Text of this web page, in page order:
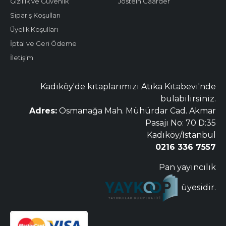
Sipariş Koşulları
Üyelik Koşulları
İptal ve Geri Ödeme
İletişim
Kadiköy'de kitaplarımızı Atika Kitabevi'nde
bulabilirsiniz.
Adres: Osmanağa Mah. Mühürdar Cad. Akmar
Pasajı No: 70 D:35
Kadıköy/Istanbul
0216 336 7557
Pan yayıncılık
üyesidir.